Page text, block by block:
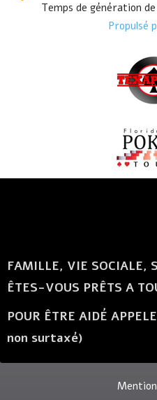
Temps de génération
Propulsé
FAMILLE, VIE SOCIALE,
ÊTES-VOUS PRÊTS A
POUR ÊTRE AIDÉ
non surtaxé)